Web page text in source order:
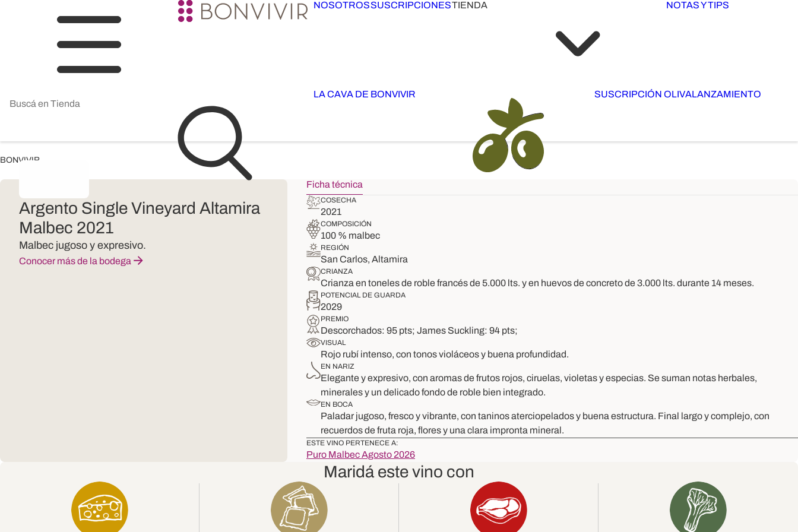
NOSOTROSSUSCRIPCIONESTIENDA NOTAS Y TIPS
LA CAVA DE BONVIVIR SUSCRIPCIÓN OLIVALANZAMIENTO
BONVIVIR
Argento Single Vineyard Altamira
Malbec 2021
Malbec jugoso y expresivo.
Conocer más de la bodega
Ficha técnica
COSECHA
2021
COMPOSICIÓN
100 % malbec
REGIÓN
San Carlos, Altamira
CRIANZA
Crianza en toneles de roble francés de 5.000 lts. y en huevos de concreto de 3.000 lts. durante 14 meses.
POTENCIAL DE GUARDA
2029
PREMIO
Descorchados: 95 pts; James Suckling: 94 pts;
VISUAL
Rojo rubí intenso, con tonos violáceos y buena profundidad.
EN NARIZ
Elegante y expresivo, con aromas de frutos rojos, ciruelas, violetas y especias. Se suman notas herbales,
minerales y un delicado fondo de roble bien integrado.
EN BOCA
Paladar jugoso, fresco y vibrante, con taninos aterciopelados y buena estructura. Final largo y complejo, con
recuerdos de fruta roja, flores y una clara impronta mineral.
ESTE VINO PERTENECE A:
Puro Malbec Agosto 2026
Maridá este vino con